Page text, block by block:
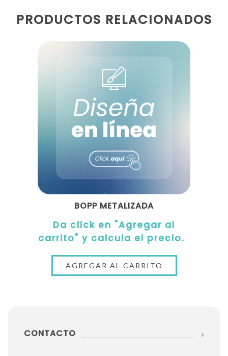
PRODUCTOS RELACIONADOS
BOPP METALIZADA
Da click en "Agregar al
carrito" y calcula el precio.
CONTACTO